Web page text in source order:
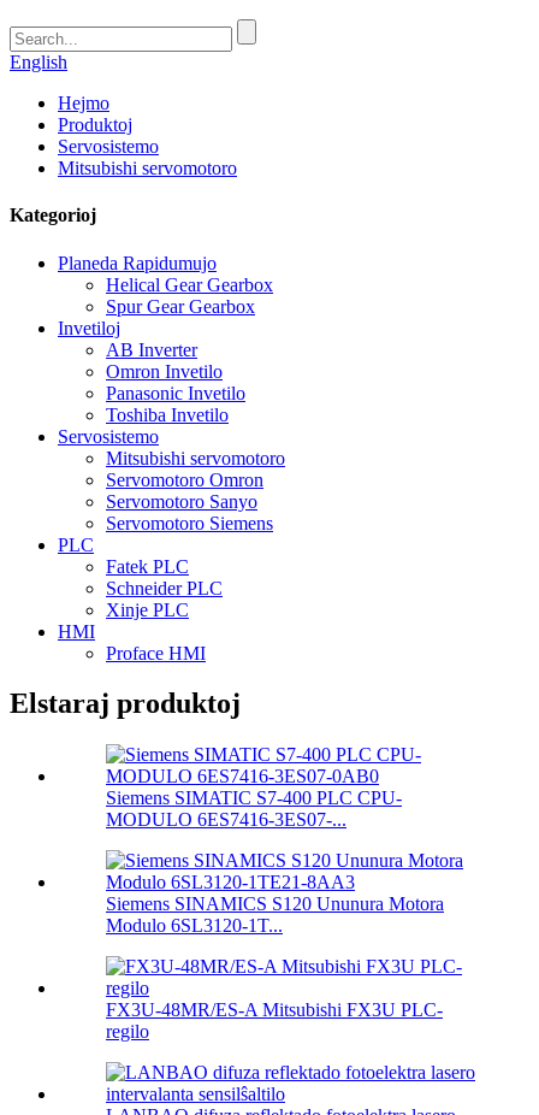
English
Hejmo
Produktoj
Servosistemo
Mitsubishi servomotoro
Kategorioj
Planeda Rapidumujo
Helical Gear Gearbox
Spur Gear Gearbox
Invetiloj
AB Inverter
Omron Invetilo
Panasonic Invetilo
Toshiba Invetilo
Servosistemo
Mitsubishi servomotoro
Servomotoro Omron
Servomotoro Sanyo
Servomotoro Siemens
PLC
Fatek PLC
Schneider PLC
Xinje PLC
HMI
Proface HMI
Elstaraj produktoj
Siemens SIMATIC S7-400 PLC CPU-
MODULO 6ES7416-3ES07-...
Siemens SINAMICS S120 Ununura Motora
Modulo 6SL3120-1T...
FX3U-48MR/ES-A Mitsubishi FX3U PLC-
regilo